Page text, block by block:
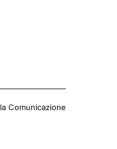
Comunicazione